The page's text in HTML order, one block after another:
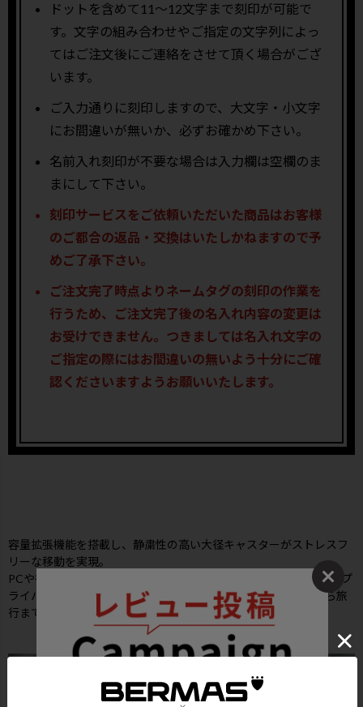
ドットを含めて11〜12文字まで刻印が可能で
す。文字の組み合わせやご指定の文字列によっ
てはご注文後にご連絡をさせて頂く場合がござ
います。
ご入力通りに刻印しますので、大文字・小文字
にお間違いが無いか、必ずお確かめ下さい。
名前入れ刻印が不要な場合は入力欄は空欄のま
まにして下さい。
刻印サービスをご依頼いただいた商品はお客様
のご都合の返品・交換はいたしかねますので予
めご了承下さい。
ご注文完了時点よりネームタグの刻印の作業を
行うため、ご注文完了後の名入れ内容の変更は
お受けできません。つきましては名入れ文字の
ご指定の際にはお間違いの無いよう十分にご確
認くださいますようお願いいたします。
容量拡張機能を搭載し、静粛性の高い大径キャスターがストレスフ
リーな移動を実現。
PCや書類を素早く取り出せる使い勝手の良いフロントポケット、プ
ライバシーに配慮した両面仕切りなど、優れた収納力で通勤から旅
行まであらゆる「移動」を快適にサポートします。